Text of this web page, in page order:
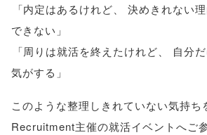
「内定はあるけれど、
決めきれない
できない 」
「周りは就活を終えたけれど、
自分
気がする 」
このような整理しきれていない気持ち
Recruitment主催の就活イベントへご